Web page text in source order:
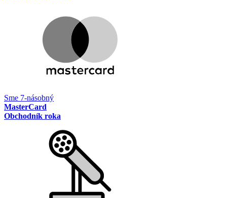
Sme 7-násobný
MasterCard
Obchodník roka